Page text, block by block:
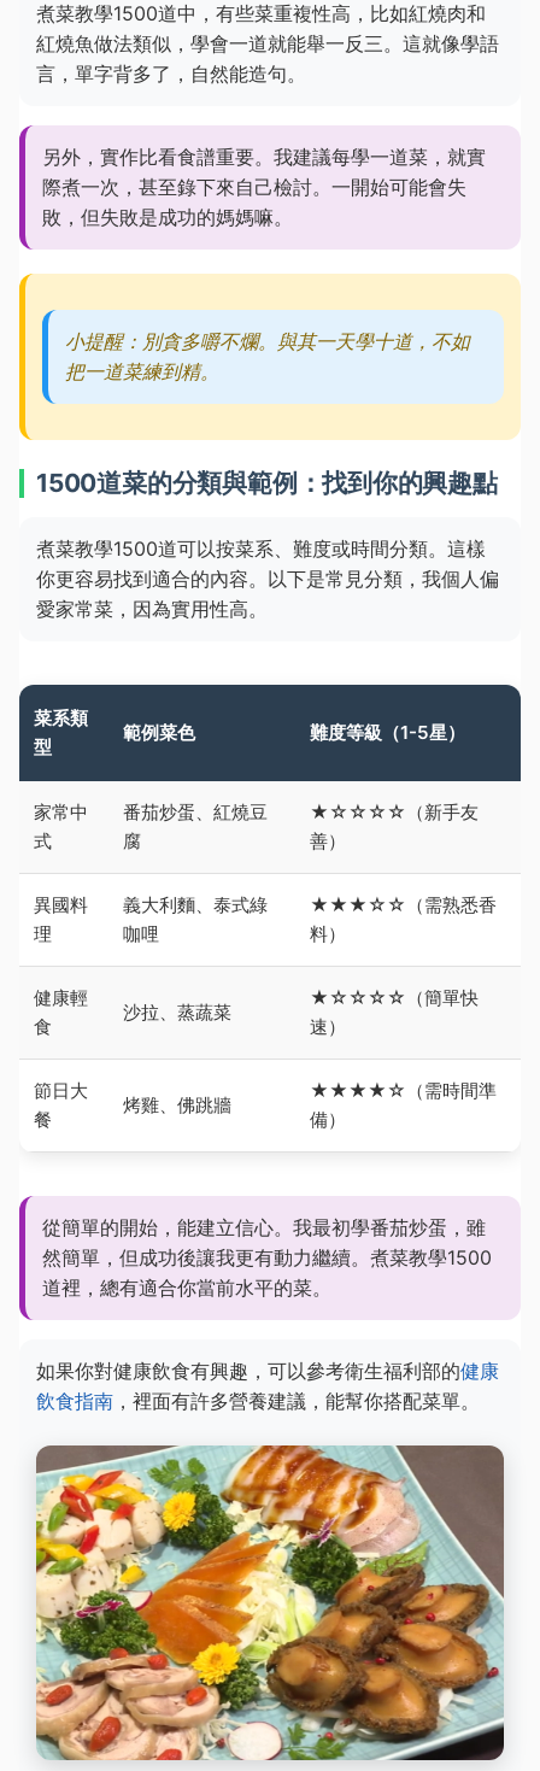
煮菜教學1500道中，有些菜重複性高，比如紅燒肉和
紅燒魚做法類似，學會一道就能舉一反三。這就像學語
言，單字背多了，自然能造句。
另外，實作比看食譜重要。我建議每學一道菜，就實
際煮一次，甚至錄下來自己檢討。一開始可能會失
敗，但失敗是成功的媽媽嘛。
小提醒：別貪多嚼不爛。與其一天學十道，不如
把一道菜練到精。
1500道菜的分類與範例：找到你的興趣點
煮菜教學1500道可以按菜系、難度或時間分類。這樣
你更容易找到適合的內容。以下是常見分類，我個人偏
愛家常菜，因為實用性高。
菜系類
型
範例菜色 難度等級（1-5星）
家常中
式
番茄炒蛋、紅燒豆
腐
★☆☆☆☆（新手友
善）
異國料
理
義大利麵、泰式綠
咖哩
★★★☆☆（需熟悉香
料）
健康輕
食
沙拉、蒸蔬菜
★☆☆☆☆（簡單快
速）
節日大
餐
烤雞、佛跳牆
★★★★☆（需時間準
備）
從簡單的開始，能建立信心。我最初學番茄炒蛋，雖
然簡單，但成功後讓我更有動力繼續。煮菜教學1500
道裡，總有適合你當前水平的菜。
如果你對健康飲食有興趣，可以參考衛生福利部的健康
飲食指南 ，裡面有許多營養建議，能幫你搭配菜單。